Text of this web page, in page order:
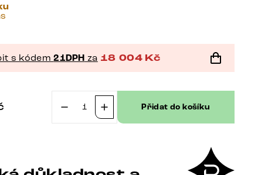
s kódem21DPH za 18 004 Kč
Konzolový
180×40
Přidat do košíku